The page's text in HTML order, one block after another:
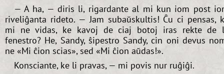
— A ha, — diris li, rigardante al mi kun iom post
riveliĝanta rideto. — Jam subaŭskultis! Ĉu ci pensas,
mi ne vidas, ke kavoj de ciaj botoj iras rekte de
fenestro? He, Sandy, ŝipestro Sandy, cin oni devus
ne «Mi ĉion scias», sed «Mi ĉion aŭdas!».
Konsciante, ke li pravas, — mi povis nur ruĝiĝi.